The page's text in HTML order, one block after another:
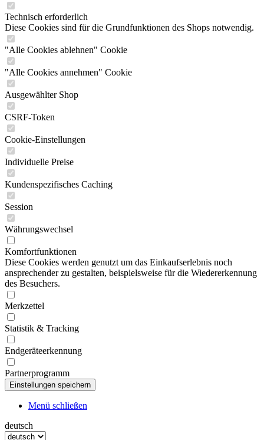
Technisch erforderlich
Diese Cookies sind für die Grundfunktionen des Shops notwendig.
"Alle Cookies ablehnen" Cookie
"Alle Cookies annehmen" Cookie
Ausgewählter Shop
CSRF-Token
Cookie-Einstellungen
Individuelle Preise
Kundenspezifisches Caching
Session
Währungswechsel
Komfortfunktionen
Diese Cookies werden genutzt um das Einkaufserlebnis noch
ansprechender zu gestalten, beispielsweise für die Wiedererkennung
des Besuchers.
Merkzettel
Statistik & Tracking
Endgeräteerkennung
Partnerprogramm
Menü schließen
deutsch